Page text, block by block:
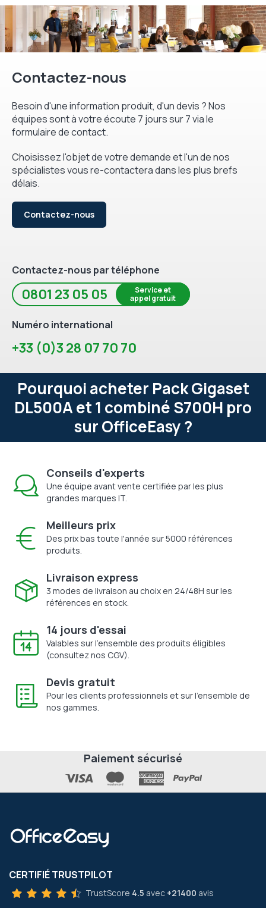
Contactez-nous
Besoin d'une information produit, d'un devis ? Nos
équipes sont à votre écoute 7 jours sur 7 via le
formulaire de contact.
Choisissez l'objet de votre demande et l'un de nos
spécialistes vous re-contactera dans les plus brefs
délais.
Contactez-nous
Contactez-nous par téléphone
0801 23 05 05
Service et
appel gratuit
Numéro international
+33 (0)3 28 07 70 70
Pourquoi acheter Pack Gigaset
DL500A et 1 combiné S700H pro
sur OfficeEasy ?
Conseils d'experts
Une équipe avant vente certifiée par les plus
grandes marques IT.
Meilleurs prix
Des prix bas toute l'année sur 5000 références
produits.
Livraison express
3 modes de livraison au choix en 24/48H sur les
références en stock.
14 jours d'essai
Valables sur l'ensemble des produits éligibles
(consultez nos CGV).
Devis gratuit
Pour les clients professionnels et sur l'ensemble de
nos gammes.
Paiement sécurisé
CERTIFIÉ TRUSTPILOT
TrustScore 4.5 avec +21400 avis